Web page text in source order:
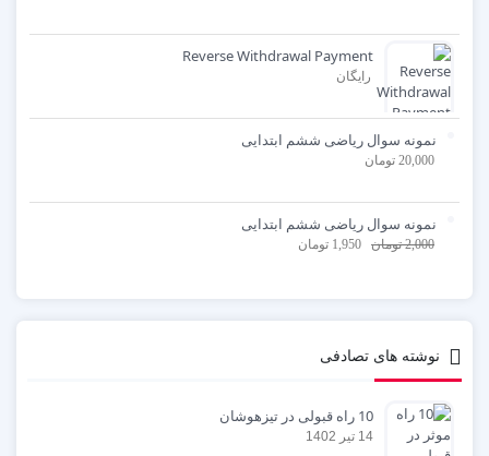
Reverse Withdrawal Payment
رایگان
نمونه سوال ریاضی ششم ابتدایی
20,000 تومان
نمونه سوال ریاضی ششم ابتدایی
2,000 تومان 1,950 تومان
نوشته های تصادفی
10 راه قبولی در تیزهوشان
14 تیر 1402